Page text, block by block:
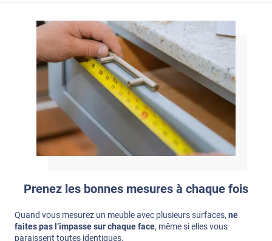
Prenez les bonnes mesures à chaque fois
Quand vous mesurez un meuble avec plusieurs surfaces, ne
faites pas l’impasse sur chaque face, même si elles vous
paraissent toutes identiques.